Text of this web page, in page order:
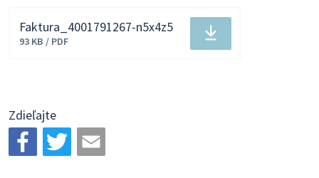
Stiahnuť
Faktura_4001791267-n5x4z5
93 KB / PDF
Zdieľajte